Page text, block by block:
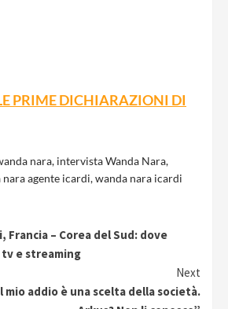
PRIME DICHIARAZIONI DI
nara, intervista Wanda Nara,
nara agente icardi,wanda nara icardi
Francia – Corea del Sud: dove
e streaming
Next
mio addio è una scelta della società.